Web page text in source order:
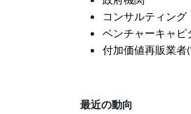
コンサルティング
ベンチャーキャピ
付加価値再販業者
最近の動向